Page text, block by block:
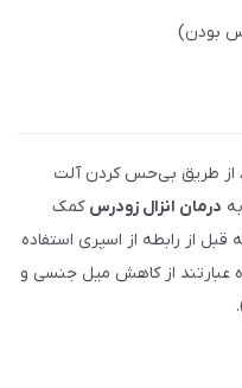
بودن)
از طریق بی‌حس کردن آلت
درمان انزال زودرس کمک
اثربخشی بهتر، ۱۰ تا ۱۵ دقیقه قبل از رابطه از اسپری استفاده
عبارتند از کاهش میل جنسی و